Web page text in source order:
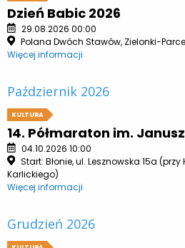
Dzień Babic 2026
29.08.2026 00:00
Polana Dwóch Stawów, Zielonki-
Więcej informacji
Październik 2026
KULTURA
14. Półmaraton im.
04.10.2026 10:00
Start: Błonie, ul. Lesznowska 15a
Karlickiego)
Więcej informacji
Grudzień 2026